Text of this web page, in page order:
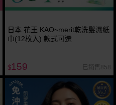
日本 花王 KAO~merit乾洗髮濕紙
巾(12枚入) 款式可選
$159 已銷售858